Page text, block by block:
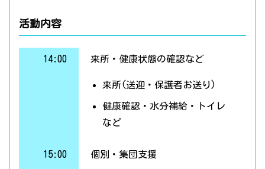
活動内容
14:00 来所・健康状態の確認など
来所(送迎・保護者お送り)
健康確認・水分補給・トイレ
など
15:00 個別・集団支援